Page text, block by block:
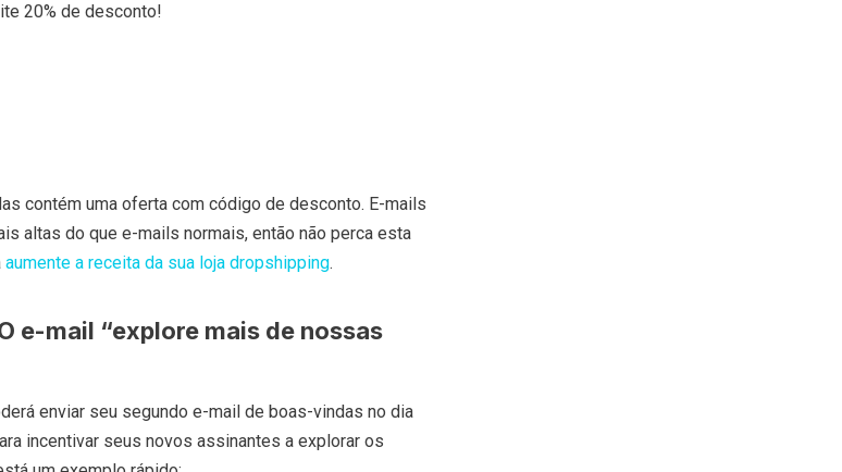
20% de desconto!
contém uma oferta com código de desconto. E-mails
altas do que e-mails normais, então não perca esta
aumente a receita da sua loja dropshipping.
e-mail “explore mais de nossas
enviar seu segundo e-mail de boas-vindas no dia
incentivar seus novos assinantes a explorar os